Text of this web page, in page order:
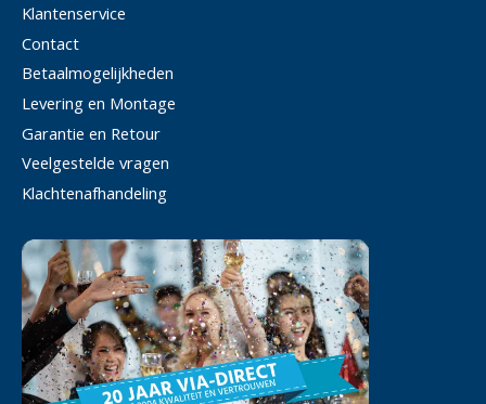
Klantenservice
Contact
Betaalmogelijkheden
Levering en Montage
Garantie en Retour
Veelgestelde vragen
Klachtenafhandeling